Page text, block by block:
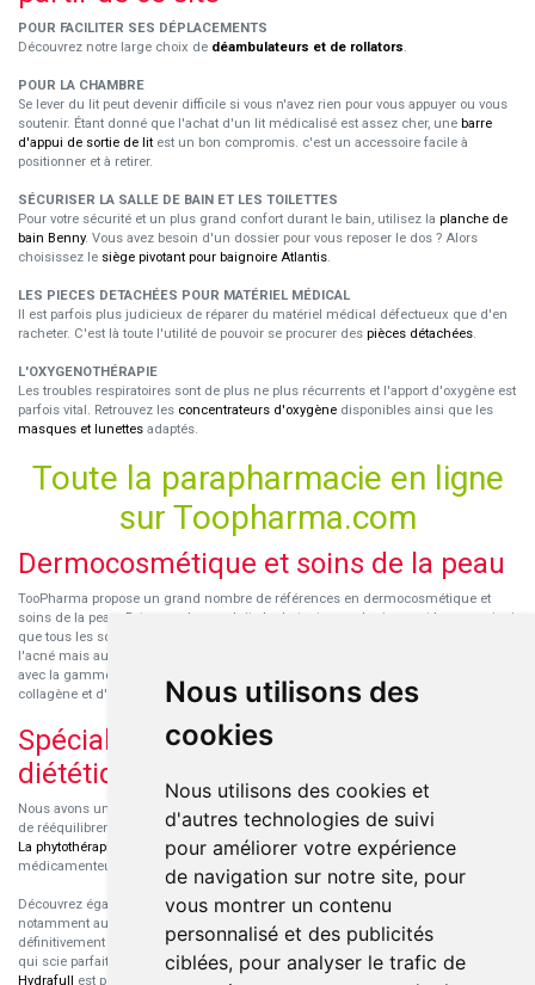
Nous utilisons des
cookies
Nous utilisons des cookies et
d'autres technologies de suivi
pour améliorer votre expérience
de navigation sur notre site, pour
vous montrer un contenu
personnalisé et des publicités
ciblées, pour analyser le trafic de
POUR FACILITER SES DÉPLACEMENTS
Découvrez notre large choix de déambulateurs et de rollators.
POUR LA CHAMBRE
Se lever du lit peut devenir difficile si vous n'avez rien pour vous appuyer ou vous
soutenir. Étant donné que l'achat d'un lit médicalisé est assez cher, une barre
d'appui de sortie de lit est un bon compromis. c'est un accessoire facile à
positionner et à retirer.
SÉCURISER LA SALLE DE BAIN ET LES TOILETTES
Pour votre sécurité et un plus grand confort durant le bain, utilisez la planche de
bain Benny. Vous avez besoin d'un dossier pour vous reposer le dos ? Alors
choisissez le siège pivotant pour baignoire Atlantis.
LES PIECES DETACHÉES POUR MATÉRIEL MÉDICAL
Il est parfois plus judicieux de réparer du matériel médical défectueux que d'en
racheter. C'est là toute l'utilité de pouvoir se procurer des pièces détachées.
L'OXYGENOTHÉRAPIE
Les troubles respiratoires sont de plus ne plus récurrents et l'apport d'oxygène est
parfois vital. Retrouvez les concentrateurs d'oxygène disponibles ainsi que les
masques et lunettes adaptés.
Toute la parapharmacie en ligne
sur Toopharma.com
Dermocosmétique et soins de la peau
TooPharma propose un grand nombre de références en dermocosmétique et
soins de la peau. Retrouvez les produits hydratants pour le visage et le corps ainsi
que tous les soins pour peaux sensibles ou à tendance atopique, les soins pour
l'acné mais aussi des démaquillants. Découvrez nos nouvelles références SVR
avec la gamme anti-âge pour les peaux encore jeunes
collagène et d'acide hyaluronique.
Spécialisation en micronutrition et
diététique
Nous avons un engouement particulier pour la micronutrition qui permet souvent
de rééquilibrer des carences ou d'améliorer des troubles métaboliques mineurs.
La phytothérapie
l'aromathérapiesont souvent complémentaires de traitements
médicamenteux lorsqu'ils sont bien conseillés.
Découvrez également les protéines et les produits de nutrition sportive,
notamment au sein de la gamme française
Eric Favre
. Cette gamme est
définitivement axée sur le choix qualitatif des ingrédients et sur une formulation
qui scie parfaitement aux besoins de chaque sportif. La gamme hydratation
Hydrafull est pensée pour une hydratation maximale.